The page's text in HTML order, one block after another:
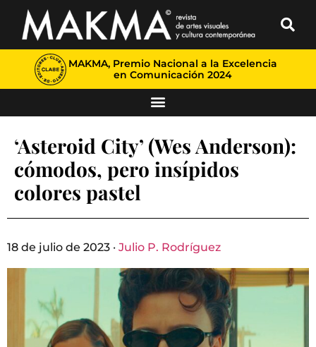
MAKMA, Premio Nacional a la Excelencia
en Comunicación 2024
‘Asteroid City’ (Wes Anderson):
cómodos, pero insípidos
colores pastel
18 de julio de 2023 · Julio P. Rodríguez